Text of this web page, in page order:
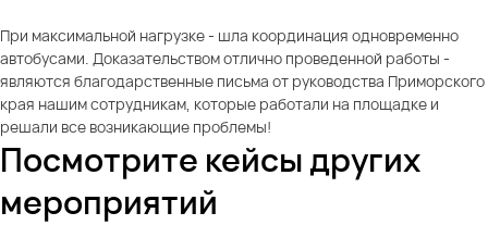
При максимальной нагрузке - шла координация одновременно
автобусами. Доказательством отлично проведенной работы -
являются благодарственные письма от руководства Приморского
края нашим сотрудникам, которые работали на площадке и
решали все возникающие проблемы!
Посмотрите кейсы других
мероприятий